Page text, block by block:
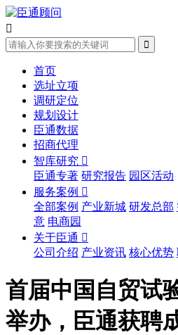


首页
选址立项
调研定位
规划设计
臣通数据
招商代理
智库研究 
臣通专著 研究报告 园区活动
服务案例 
全部案例 产业新城 研发总部
意 电商园
关于臣通 
公司介绍 产业资讯 核心优势
首届中国自贸试
举办，臣通获聘